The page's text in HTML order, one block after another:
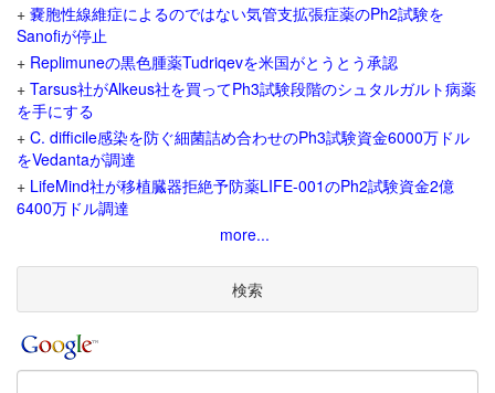
+ 嚢胞性線維症によるのではない気管支拡張症薬のPh2試験を
Sanofiが停止
+ Replimuneの黒色腫薬Tudriqevを米国がとうとう承認
+ Tarsus社がAlkeus社を買ってPh3試験段階のシュタルガルト病薬
を手にする
+ C. difficile感染を防ぐ細菌詰め合わせのPh3試験資金6000万ドル
をVedantaが調達
+ LifeMind社が移植臓器拒絶予防薬LIFE-001のPh2試験資金2億
6400万ドル調達
more...
検索